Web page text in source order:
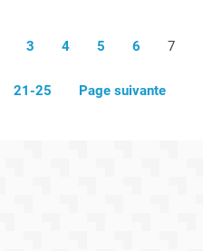
3 4 5 6 7
21-25 Page suivante